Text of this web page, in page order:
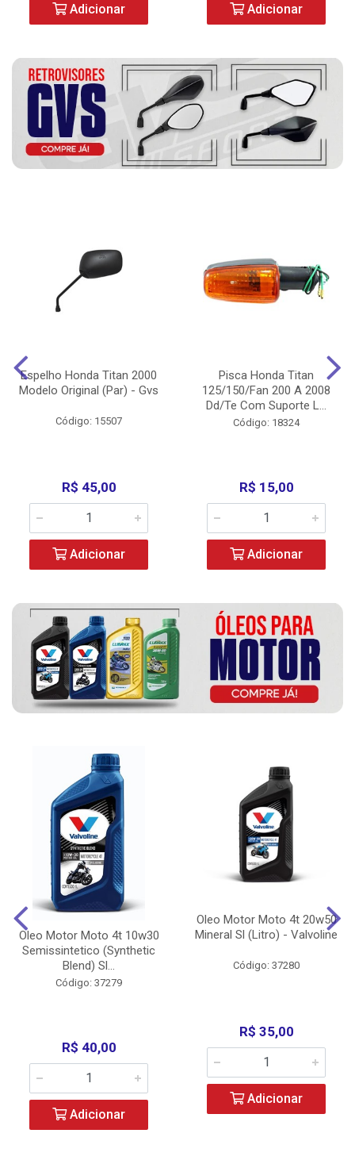
Adicionar Adicionar
Espelho Honda Titan 2000
Modelo Original (Par) - Gvs
Código: 15507
R$ 45,00
Adicionar
Pisca Honda Titan
125/150/Fan 200 A 2008
Dd/Te Com Suporte L...
Código: 18324
R$ 15,00
Adicionar
Oleo Motor Moto 4t 10w30
Semissintetico (Synthetic
Blend) Sl...
Código: 37279
R$ 40,00
Adicionar
Oleo Motor Moto 4t 20w50
Mineral Sl (Litro) - Valvoline
Código: 37280
R$ 35,00
Adicionar